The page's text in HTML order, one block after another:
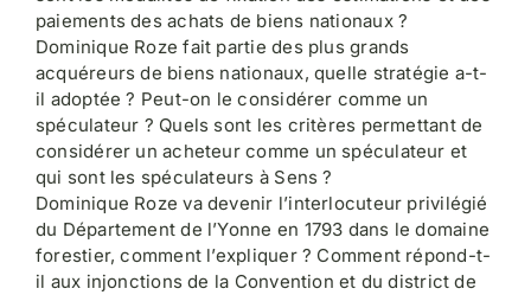
paiements des achats de biens nationaux ?
Dominique Roze fait partie des plus grands
acquéreurs de biens nationaux, quelle stratégie a-t-
il adoptée ? Peut-on le considérer comme un
spéculateur ? Quels sont les critères permettant de
considérer un acheteur comme un spéculateur et
qui sont les spéculateurs à Sens ?
Dominique Roze va devenir l’interlocuteur privilégié
du Département de l’Yonne en 1793 dans le domaine
forestier, comment l’expliquer ? Comment répond-t-
il aux injonctions de la Convention et du district de